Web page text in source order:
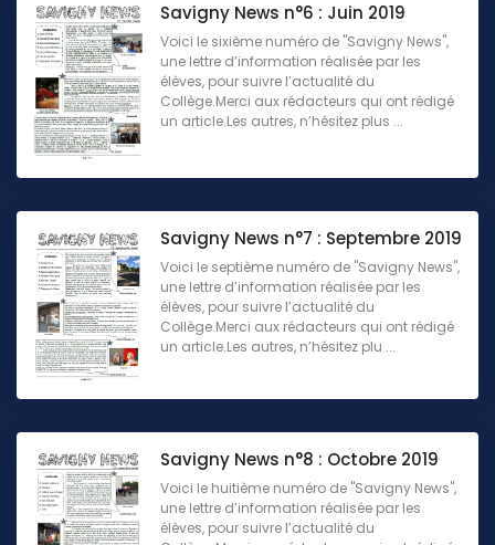
Savigny News n°6 : Juin 2019
Voici le sixième numéro de "Savigny News",
une lettre d’information réalisée par les
élèves, pour suivre l’actualité du
Collège.Merci aux rédacteurs qui ont rédigé
un article.Les autres, n’hésitez plus ...
Savigny News n°7 : Septembre 2019
Voici le septième numéro de "Savigny News",
une lettre d’information réalisée par les
élèves, pour suivre l’actualité du
Collège.Merci aux rédacteurs qui ont rédigé
un article.Les autres, n’hésitez plu ...
Savigny News n°8 : Octobre 2019
Voici le huitième numéro de "Savigny News",
une lettre d’information réalisée par les
élèves, pour suivre l’actualité du